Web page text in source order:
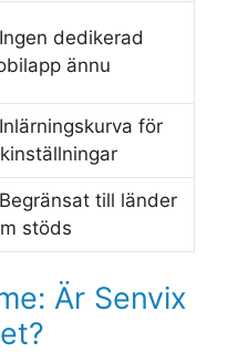
dedikerad
ännu
för
Begränsat till länder
stöds
Är Senvix